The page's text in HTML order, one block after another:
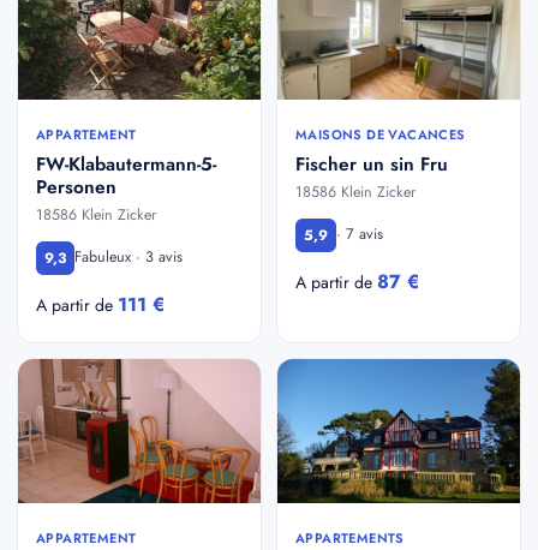
APPARTEMENT
FW-Klabautermann-5-
Personen
18586 Klein Zicker
9,3 Fabuleux · 3 avis
A partir de 111 €
MAISONS DE VACANCES
Fischer un sin Fru
18586 Klein Zicker
5,9 · 7 avis
A partir de 87 €
APPARTEMENT APPARTEMENTS